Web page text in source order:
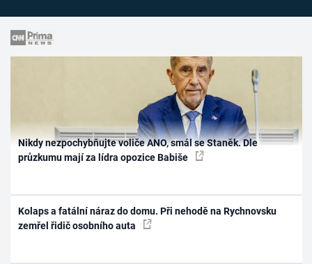
Nikdy nezpochybňujte voliče ANO, smál se Staněk. Dle
průzkumu mají za lídra opozice Babiše
Kolaps a fatální náraz do domu. Při nehodě na Rychnovsku
zemřel řidič osobního auta